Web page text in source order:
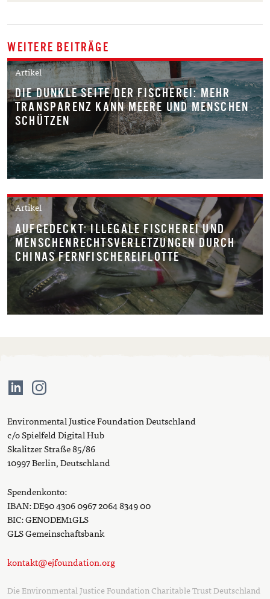
WEITERE BEITRÄGE
Artikel
DIE DUNKLE SEITE DER FISCHEREI: MEHR
TRANSPARENZ KANN MEERE UND MENSCHEN
SCHÜTZEN
Artikel
AUFGEDECKT: ILLEGALE FISCHEREI UND
MENSCHENRECHTSVERLETZUNGEN DURCH
CHINAS FERNFISCHEREIFLOTTE
Environmental Justice Foundation Deutschland
c/o Spielfeld Digital Hub
Skalitzer Straße 85/86
10997 Berlin, Deutschland
Spendenkonto:
IBAN: DE90 4306 0967 2064 8349 00
BIC: GENODEM1GLS
GLS Gemeinschaftsbank
kontakt@ejfoundation.org
Die Environmental Justice Foundation Charitable Trust Deutschland